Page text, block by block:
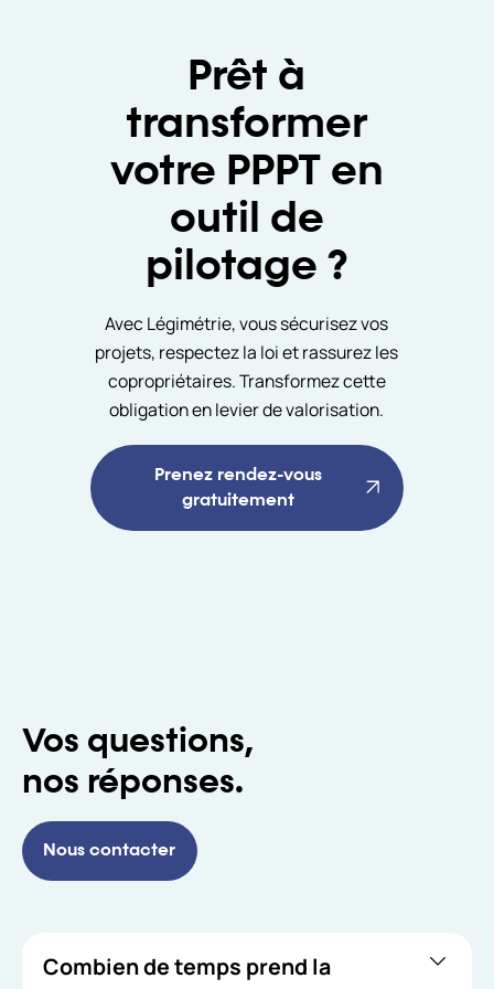
Prêt à
transformer
votre PPPT en
outil de
pilotage ?
Avec Légimétrie, vous sécurisez vos
projets, respectez la loi et rassurez les
copropriétaires. Transformez cette
obligation en levier de valorisation.
Prenez rendez-vous
gratuitement
Vos questions,
nos réponses.
Nous contacter
Combien de temps prend la